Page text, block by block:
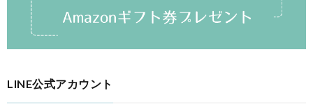
LINE公式アカウント